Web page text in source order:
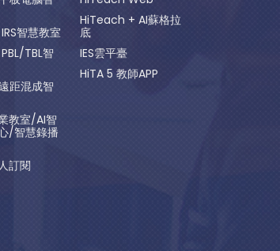
智慧教室
TBL智
距混成智
教室/AI智
/智慧錄播
訂閱
HiTeach + AI蘇格拉
底
IES雲平臺
HiTA 5 教師APP